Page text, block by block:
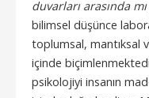
duvarları arasında
bilimsel düşünce
toplumsal, mantıksal
içinde
psikolojiyi insanın